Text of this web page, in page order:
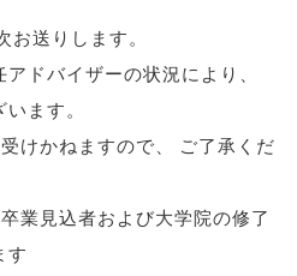
お送りします。
ドバイザーの状況により 、
います。
けかねますので、
ご了承くだ
業見込者および大学院の修了
す